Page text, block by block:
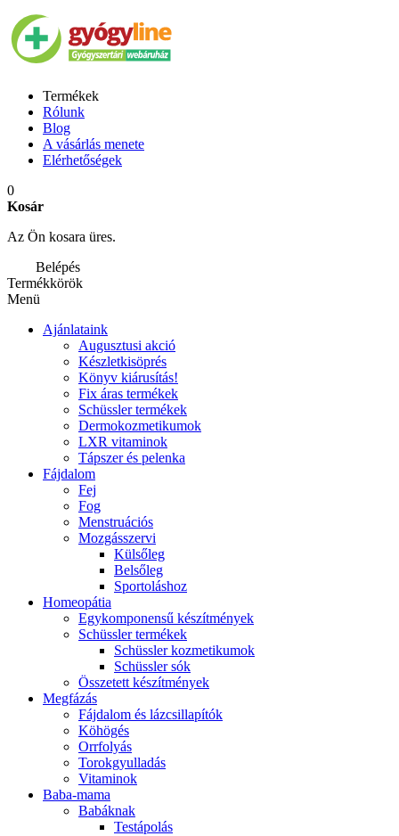
Termékek
Rólunk
Blog
A vásárlás menete
Elérhetőségek
0
Kosár
Az Ön kosara üres.
Belépés
Termékkörök
Menü
Ajánlataink
Augusztusi akció
Készletkisöprés
Könyv kiárusítás!
Fix áras termékek
Schüssler termékek
Dermokozmetikumok
LXR vitaminok
Tápszer és pelenka
Fájdalom
Fej
Fog
Menstruációs
Mozgásszervi
Külsőleg
Belsőleg
Sportoláshoz
Homeopátia
Egykomponensű készítmények
Schüssler termékek
Schüssler kozmetikumok
Schüssler sók
Összetett készítmények
Megfázás
Fájdalom és lázcsillapítók
Köhögés
Orrfolyás
Torokgyulladás
Vitaminok
Baba-mama
Babáknak
Testápolás